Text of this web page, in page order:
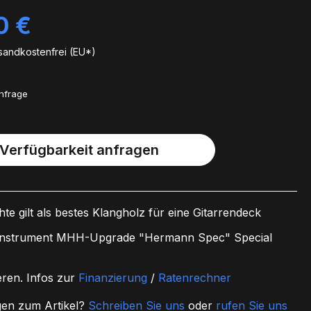
€
(EU*)
Verfügbarkeit anfragen
gilt als bestes Klangholz für eine Gitarrendeck
MHH-Upgrade "Hermann Spec" Special
Infos zur Finanzierung / Ratenrechner
zum Artikel? Schreiben Sie uns oder rufen Sie uns